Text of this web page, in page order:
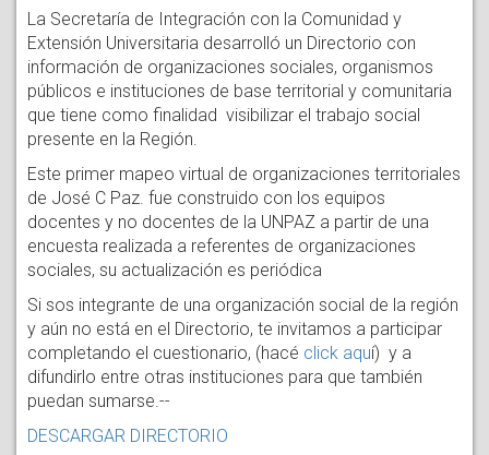
La Secretaría de Integración con la Comunidad y
Extensión Universitaria desarrolló un Directorio con
información de organizaciones sociales, organismos
públicos e instituciones de base territorial y comunitaria
que tiene como finalidad visibilizar el trabajo social
presente en la Región.
Este primer mapeo virtual de organizaciones territoriales
de José C Paz. fue construido con los equipos
docentes y no docentes de la UNPAZ a partir de una
encuesta realizada a referentes de organizaciones
sociales, su actualización es periódica
Si sos integrante de una organización social de la región
y aún no está en el Directorio, te invitamos a participar
completando el cuestionario, (hacé click aquí) y a
difundirlo entre otras instituciones para que también
puedan sumarse.--
DESCARGAR DIRECTORIO